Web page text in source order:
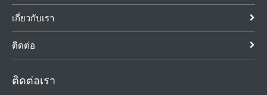
เกี่ยวกับเรา
ติดต่อ
ติดต่อเรา